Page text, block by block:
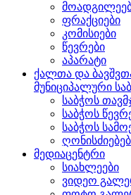
ფრაქციები
კომისიები
წევრები
აპარატი
ქალთა და
მუნიციპალური
საბჭოს
საბჭოს
საბჭოს
მედიაცენტრი
სიახლეები
ვიდეო